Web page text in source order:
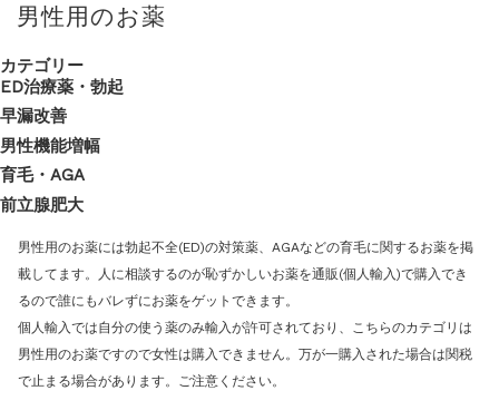
お知らせ
2025.8.24
お知らせ
2026.4.9
2026年GW営業について...
お知らせ
【中東情勢の影響】貨物配送遅れの可能性...
お知らせ
送料改定について...
お知らせ
2025.11.19
年末年始の営業について【2025-202...
お知らせ
2025.8.24
問い合わせ停止期間のご案内...
男性用のお薬
カテゴリー
ED治療薬・勃起
早漏改善
男性機能増幅
育毛・AGA
前立腺肥大
男性用のお薬には勃起不全(ED)の対策薬、AGAなどの育毛に関するお薬を掲
載してます。人に相談するのが恥ずかしいお薬を通販(個人輸入)で購入でき
るので誰にもバレずにお薬をゲットできます。
個人輸入では自分の使う薬のみ輸入が許可されており、こちらのカテゴリは
男性用のお薬ですので女性は購入できません。万が一購入された場合は関税
で止まる場合があります。ご注意ください。